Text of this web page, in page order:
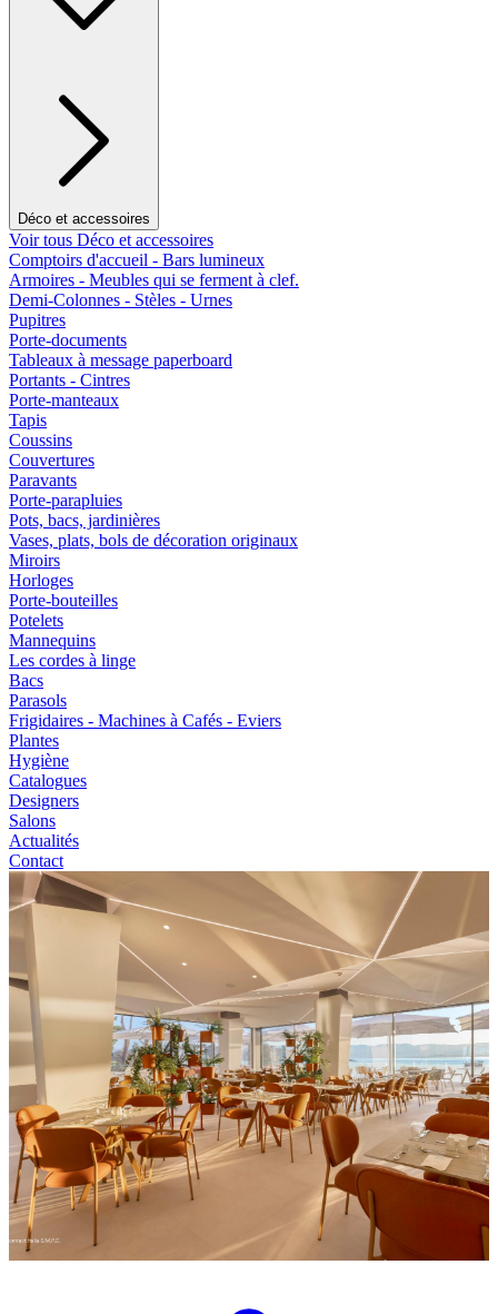
Déco et accessoires
Voir tous Déco et accessoires
Comptoirs d'accueil - Bars lumineux
Armoires - Meubles qui se ferment à clef.
Demi-Colonnes - Stèles - Urnes
Pupitres
Porte-documents
Tableaux à message paperboard
Portants - Cintres
Porte-manteaux
Tapis
Coussins
Couvertures
Paravants
Porte-parapluies
Pots, bacs, jardinières
Vases, plats, bols de décoration originaux
Miroirs
Horloges
Porte-bouteilles
Potelets
Mannequins
Les cordes à linge
Bacs
Parasols
Frigidaires - Machines à Cafés - Eviers
Plantes
Hygiène
Catalogues
Designers
Salons
Actualités
Contact